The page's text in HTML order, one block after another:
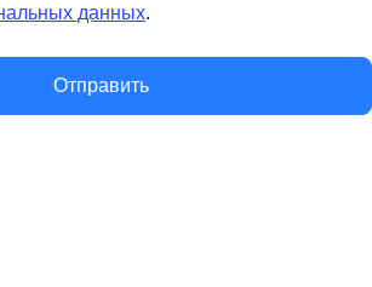
данных.
Отправить